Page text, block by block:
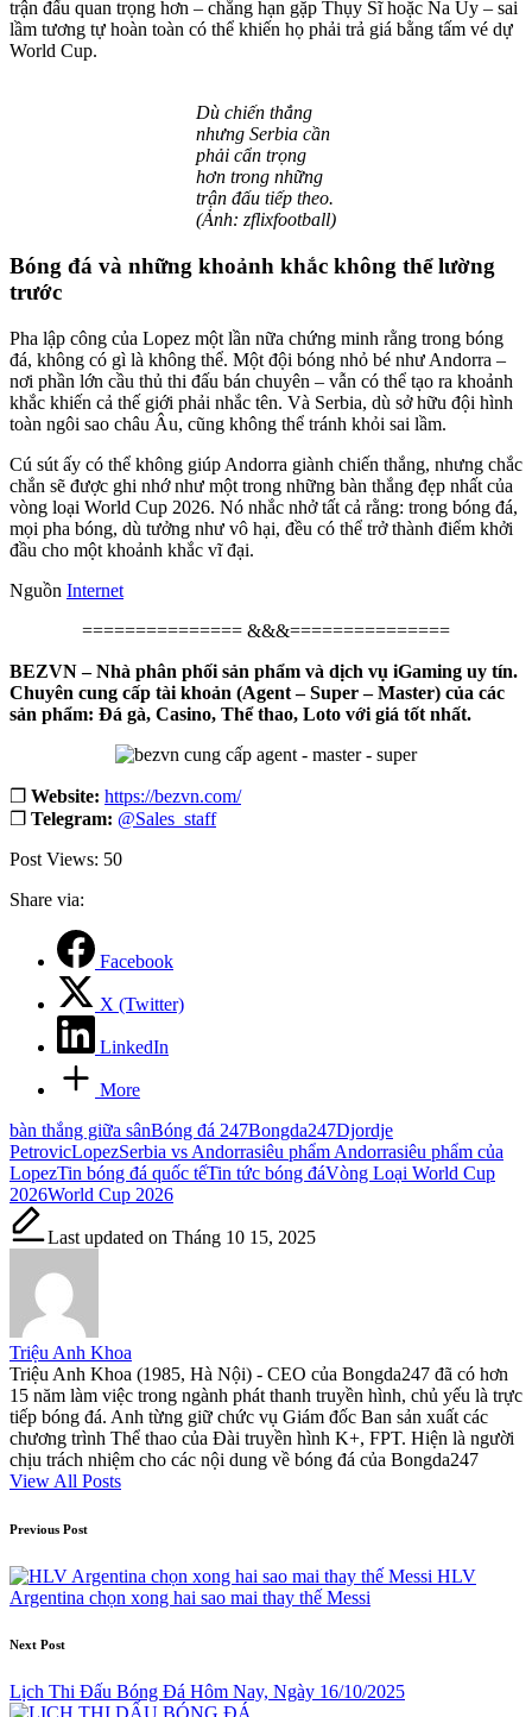
trận đấu quan trọng hơn – chẳng hạn gặp Thụy Sĩ hoặc Na Uy – sai
lầm tương tự hoàn toàn có thể khiến họ phải trả giá bằng tấm vé dự
World Cup.
Dù chiến thắng
nhưng Serbia cần
phải cẩn trọng
hơn trong những
trận đấu tiếp theo.
(Ảnh: zflixfootball)
Bóng đá và những khoảnh khắc không thể lường
trước
Pha lập công của Lopez một lần nữa chứng minh rằng trong bóng
đá, không có gì là không thể. Một đội bóng nhỏ bé như Andorra –
nơi phần lớn cầu thủ thi đấu bán chuyên – vẫn có thể tạo ra khoảnh
khắc khiến cả thế giới phải nhắc tên. Và Serbia, dù sở hữu đội hình
toàn ngôi sao châu Âu, cũng không thể tránh khỏi sai lầm.
Cú sút ấy có thể không giúp Andorra giành chiến thắng, nhưng chắc
chắn sẽ được ghi nhớ như một trong những bàn thắng đẹp nhất của
vòng loại World Cup 2026. Nó nhắc nhở tất cả rằng: trong bóng đá,
mọi pha bóng, dù tưởng như vô hại, đều có thể trở thành điểm khởi
đầu cho một khoảnh khắc vĩ đại.
Nguồn Internet
=============== &&&===============
BEZVN – Nhà phân phối sản phẩm và dịch vụ iGaming uy tín.
Chuyên cung cấp tài khoản (Agent – Super – Master) của các
sản phẩm: Đá gà, Casino, Thể thao, Loto với giá tốt nhất.
❐ Website: https://bezvn.com/
❐ Telegram: @Sales_staff
Post Views: 50
Share via:
Facebook
X (Twitter)
LinkedIn
More
Tags:
bàn thắng giữa sânBóng đá 247Bongda247Djordje
PetrovicLopezSerbia vs Andorrasiêu phẩm Andorrasiêu phẩm của
LopezTin bóng đá quốc tếTin tức bóng đáVòng Loại World Cup
2026World Cup 2026
Last updated on Tháng 10 15, 2025
Triệu Anh Khoa
Triệu Anh Khoa (1985, Hà Nội) - CEO của Bongda247 đã có hơn
15 năm làm việc trong ngành phát thanh truyền hình, chủ yếu là trực
tiếp bóng đá. Anh từng giữ chức vụ Giám đốc Ban sản xuất các
chương trình Thể thao của Đài truyền hình K+, FPT. Hiện là người
chịu trách nhiệm cho các nội dung về bóng đá của Bongda247
View All Posts
Post
navigation
Previous Post
HLV
Argentina chọn xong hai sao mai thay thế Messi
Next Post
Lịch Thi Đấu Bóng Đá Hôm Nay, Ngày 16/10/2025